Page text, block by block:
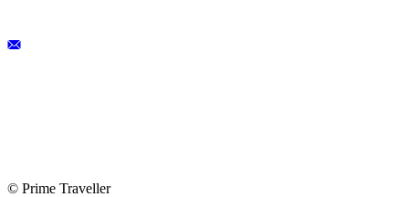
© Prime Traveller